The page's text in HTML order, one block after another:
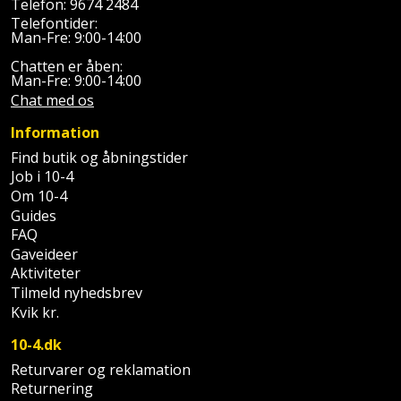
Tommestok
Tømrervinkel
Tragt
Ud-
og
aftrækker
Værktøjskasse
og
opbevaring
Værktøjssæt
Vaterpas
Rotationslaser
Rundsav
Rundsavsklinge
Rystepudser
Rystepudsertilbehør
Slagboremaskine
Slagnøgle
Slagnøgletilbehør
Slagskruetrækker
Støttemur
Støvsuger
Strygejern
Terrassevarmer
Tømidler
Tørrestativ
Trappevanger
Udebruser
afskærmning
Varme
Telefon: 9674 2484
Telefontider:
Man-Fre: 9:00-14:00
Chatten er åben:
Man-Fre: 9:00-14:00
Chat med os
Information
Find butik og åbningstider
Job i 10-4
Om 10-4
Guides
FAQ
Gaveideer
Aktiviteter
Tilmeld nyhedsbrev
Kvik kr.
10-4.dk
Returvarer og reklamation
Returnering